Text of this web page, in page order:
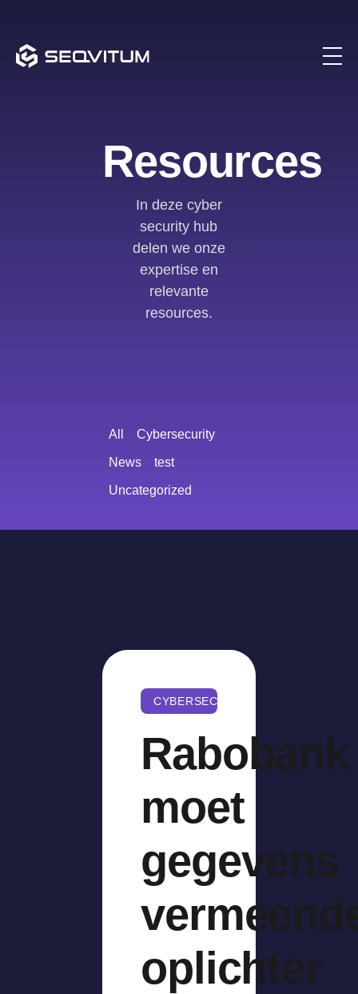
Resources
In deze cyber
security hub
delen we onze
expertise en
relevante
resources.
Cybersecurity
News test
Uncategorized
All
CYBERSECURITY
Rabobank
moet
gegevens
oplichter